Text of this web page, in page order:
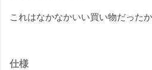
これはなかなかいい買い物だった
仕様